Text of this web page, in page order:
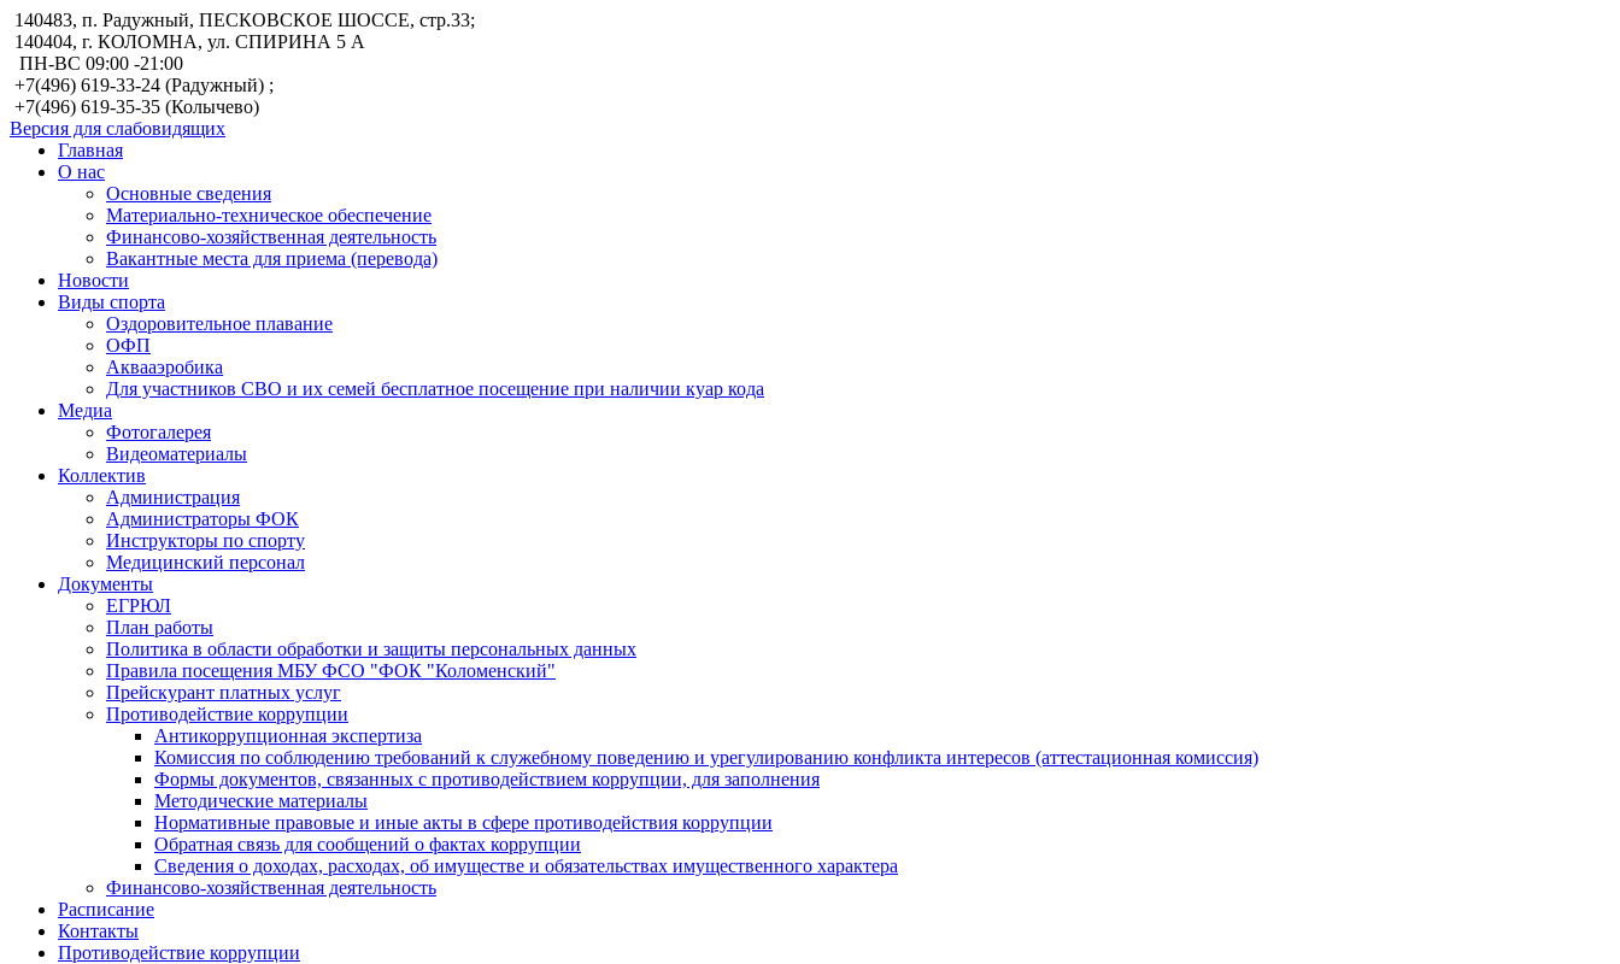
140483, п. Радужный, ПЕСКОВСКОЕ ШОССЕ, стр.33;
140404, г. КОЛОМНА, ул. СПИРИНА 5 А
ПН-ВС 09:00 -21:00
+7(496) 619-33-24 (Радужный) ;
+7(496) 619-35-35 (Колычево)
Версия для слабовидящих
Главная
О нас
Основные сведения
Материально-техническое обеспечение
Финансово-хозяйственная деятельность
Вакантные места для приема (перевода)
Новости
Виды спорта
Оздоровительное плавание
ОФП
Аквааэробика
Для участников СВО и их семей бесплатное посещение при наличии куар кода
Медиа
Фотогалерея
Видеоматериалы
Коллектив
Администрация
Администраторы ФОК
Инструкторы по спорту
Медицинский персонал
Документы
ЕГРЮЛ
План работы
Политика в области обработки и защиты персональных данных
Правила посещения МБУ ФСО "ФОК "Коломенский"
Прейскурант платных услуг
Противодействие коррупции
Антикоррупционная экспертиза
Комиссия по соблюдению требований к служебному поведению и урегулированию конфликта интересов (аттестационная комиссия)
Формы документов, связанных с противодействием коррупции, для заполнения
Методические материалы
Нормативные правовые и иные акты в сфере противодействия коррупции
Обратная связь для сообщений о фактах коррупции
Сведения о доходах, расходах, об имуществе и обязательствах имущественного характера
Финансово-хозяйственная деятельность
Расписание
Контакты
Противодействие коррупции